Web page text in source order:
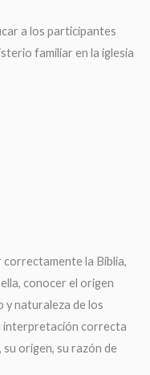
a los participantes
familiar en la iglesia
la Biblia,
conocer el origen
naturaleza de los
interpretación correcta
su origen, su razón de